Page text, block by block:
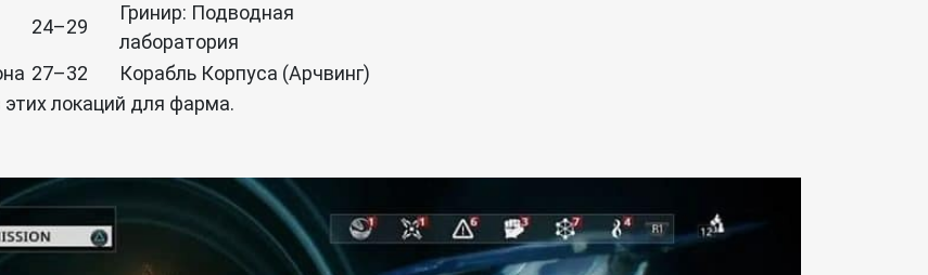
24–29
Гринир: Подводная
лаборатория
27–32
Корабль Корпуса (Арчвинг)
локаций для фарма.